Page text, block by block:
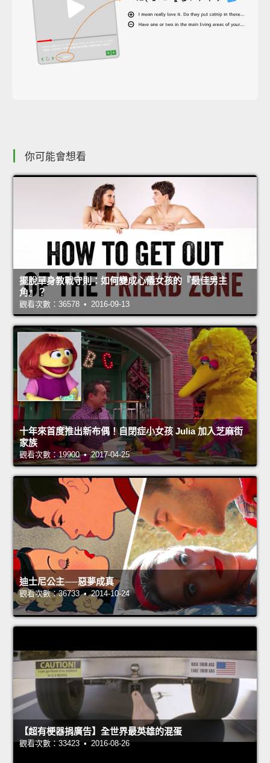
你可能會想看
擺脫單身教戰守則：如何變成心儀女孩的『最佳男主
角』？
觀看次數：36578 • 2016-09-13
十年來首度推出新布偶！自閉症小女孩 Julia 加入芝麻街
家族
觀看次數：19900 • 2017-04-25
迪士尼公主──惡夢成真
觀看次數：36733 • 2014-10-24
【超有梗器捐廣告】全世界最英雄的混蛋
觀看次數：33423 • 2016-08-26